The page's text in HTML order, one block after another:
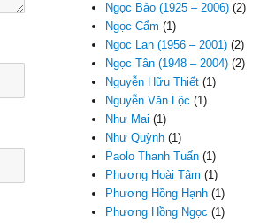
Ngọc Bảo (1925 – 2006) (2)
Ngọc Cẩm (1)
Ngọc Lan (1956 – 2001) (2)
Ngọc Tân (1948 – 2004) (2)
Nguyễn Hữu Thiết (1)
Nguyễn Văn Lộc (1)
Như Mai (1)
Như Quỳnh (1)
Paolo Thanh Tuấn (1)
Phương Hoài Tâm (1)
Phương Hồng Hạnh (1)
Phương Hồng Ngọc (1)